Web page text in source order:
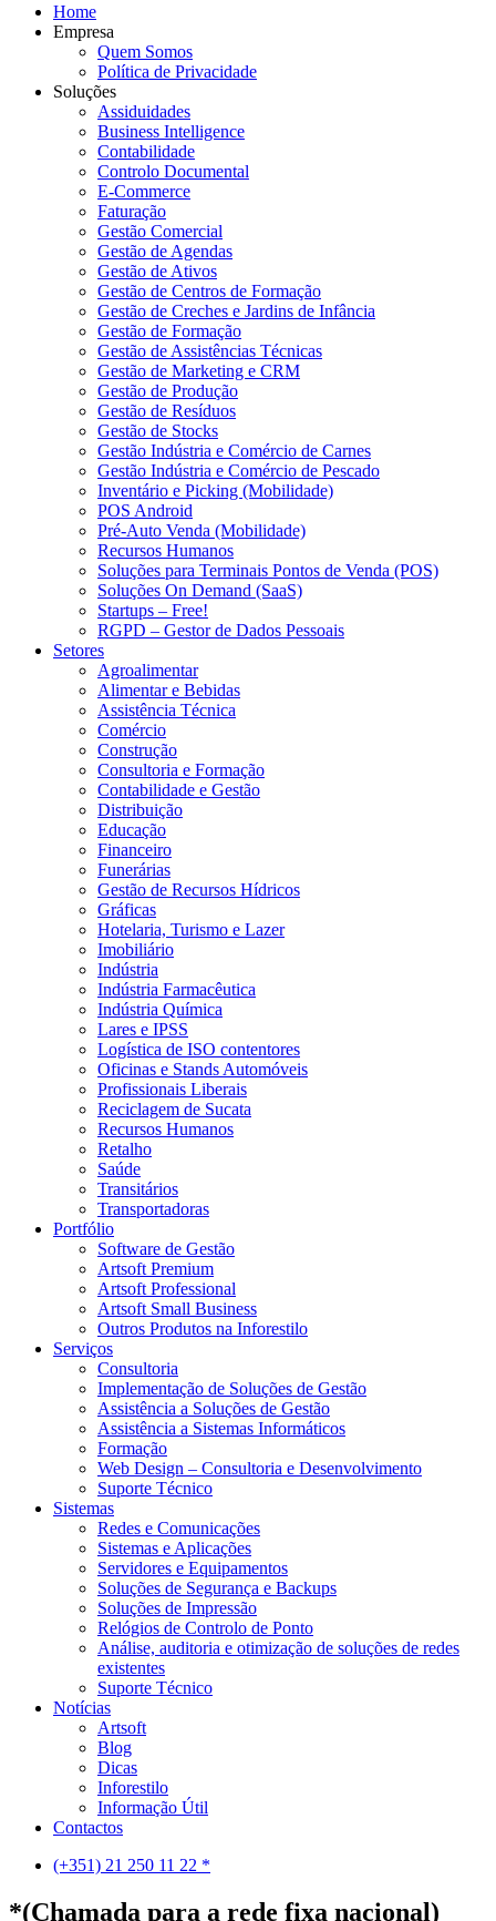
Home
Empresa
Quem Somos
Política de Privacidade
Soluções
Assiduidades
Business Intelligence
Contabilidade
Controlo Documental
E-Commerce
Faturação
Gestão Comercial
Gestão de Agendas
Gestão de Ativos
Gestão de Centros de Formação
Gestão de Creches e Jardins de Infância
Gestão de Formação
Gestão de Assistências Técnicas
Gestão de Marketing e CRM
Gestão de Produção
Gestão de Resíduos
Gestão de Stocks
Gestão Indústria e Comércio de Carnes
Gestão Indústria e Comércio de Pescado
Inventário e Picking (Mobilidade)
POS Android
Pré-Auto Venda (Mobilidade)
Recursos Humanos
Soluções para Terminais Pontos de Venda (POS)
Soluções On Demand (SaaS)
Startups – Free!
RGPD – Gestor de Dados Pessoais
Setores
Agroalimentar
Alimentar e Bebidas
Assistência Técnica
Comércio
Construção
Consultoria e Formação
Contabilidade e Gestão
Distribuição
Educação
Financeiro
Funerárias
Gestão de Recursos Hídricos
Gráficas
Hotelaria, Turismo e Lazer
Imobiliário
Indústria
Indústria Farmacêutica
Indústria Química
Lares e IPSS
Logística de ISO contentores
Oficinas e Stands Automóveis
Profissionais Liberais
Reciclagem de Sucata
Recursos Humanos
Retalho
Saúde
Transitários
Transportadoras
Portfólio
Software de Gestão
Artsoft Premium
Artsoft Professional
Artsoft Small Business
Outros Produtos na Inforestilo
Serviços
Consultoria
Implementação de Soluções de Gestão
Assistência a Soluções de Gestão
Assistência a Sistemas Informáticos
Formação
Web Design – Consultoria e Desenvolvimento
Suporte Técnico
Sistemas
Redes e Comunicações
Sistemas e Aplicações
Servidores e Equipamentos
Soluções de Segurança e Backups
Soluções de Impressão
Relógios de Controlo de Ponto
Análise, auditoria e otimização de soluções de redes
existentes
Suporte Técnico
Notícias
Artsoft
Blog
Dicas
Inforestilo
Informação Útil
Contactos
(+351) 21 250 11 22 *
*(Chamada para a rede fixa nacional)